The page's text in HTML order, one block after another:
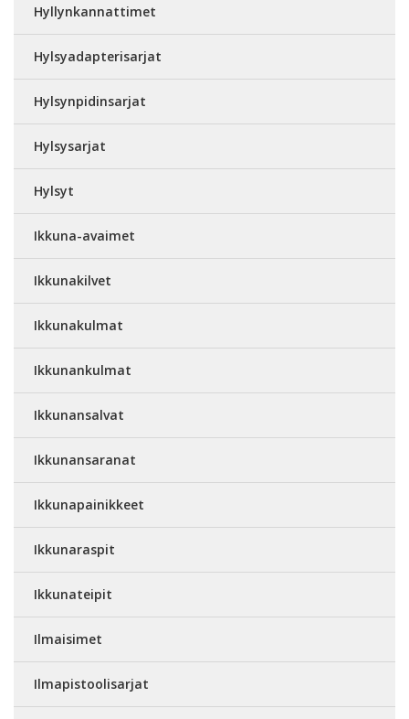
Hyllynkannattimet
Hylsyadapterisarjat
Hylsynpidinsarjat
Hylsysarjat
Hylsyt
Ikkuna-avaimet
Ikkunakilvet
Ikkunakulmat
Ikkunankulmat
Ikkunansalvat
Ikkunansaranat
Ikkunapainikkeet
Ikkunaraspit
Ikkunateipit
Ilmaisimet
Ilmapistoolisarjat